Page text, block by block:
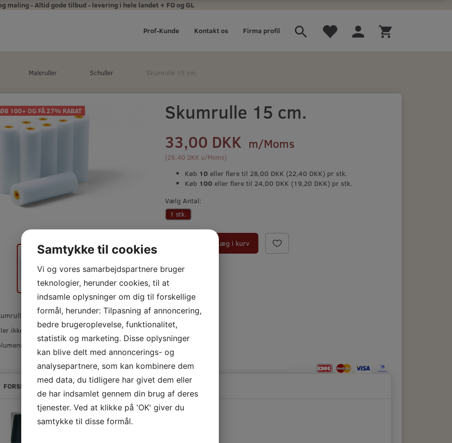
- Altid gode tilbud - levering i hele landet + FO og GL
Firma profil
Kontakt os
Prof-Kunde
Maleruller Schuller Skumrulle 15 cm.
100+ OG FÅ 27% RABAT
til glatte flader.
ikke opløsningsmidler.
gælder kun ved køb via netshop
Skumrulle 15 cm.
33,00 DKK m/Moms
(26,40 DKK u/Moms)
Køb 10 eller flere til 28,00 DKK (22,40 DKK) pr stk.
Køb 100 eller flere til 24,00 DKK (19,20 DKK) pr stk.
Vælg Antal:
1 stk.
Læg i kurv
FORSLAG TIL DIG
Samtykke til cookies
Vi og vores samarbejdspartnere bruger
teknologier, herunder cookies, til at
indsamle oplysninger om dig til forskellige
formål, herunder: Tilpasning af annoncering,
bedre brugeroplevelse, funktionalitet,
statistik og marketing. Disse oplysninger
kan blive delt med annoncerings- og
analysepartnere, som kan kombinere dem
med data, du tidligere har givet dem eller
de har indsamlet gennem din brug af deres
tjenester. Ved at klikke på 'OK' giver du
samtykke til disse formål.